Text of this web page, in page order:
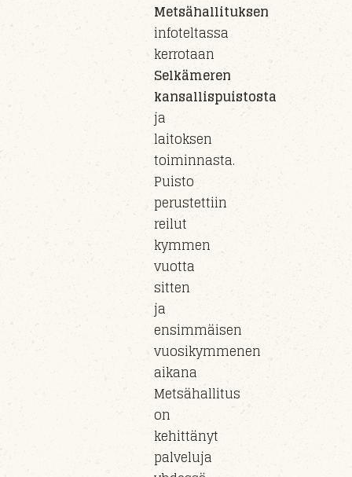
Metsähallituksen
infoteltassa
kerrotaan
Selkämeren
kansallispuistosta
ja
laitoksen
toiminnasta.
Puisto
perustettiin
reilut
kymmen
vuotta
sitten
ja
ensimmäisen
vuosikymmenen
aikana
Metsähallitus
on
kehittänyt
palveluja